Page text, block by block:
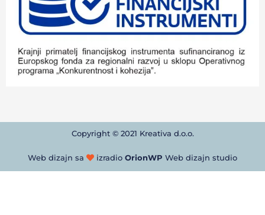
Copyright © 2021 Kreativa d.o.o.
Web dizajn sa izradio OrionWP Web dizajn studio